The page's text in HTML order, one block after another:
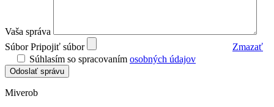
Vaša správa
SúborPripojiť súbor
Zmazať
Súhlasím so spracovaním osobných údajov
Odoslať správu
Miverob